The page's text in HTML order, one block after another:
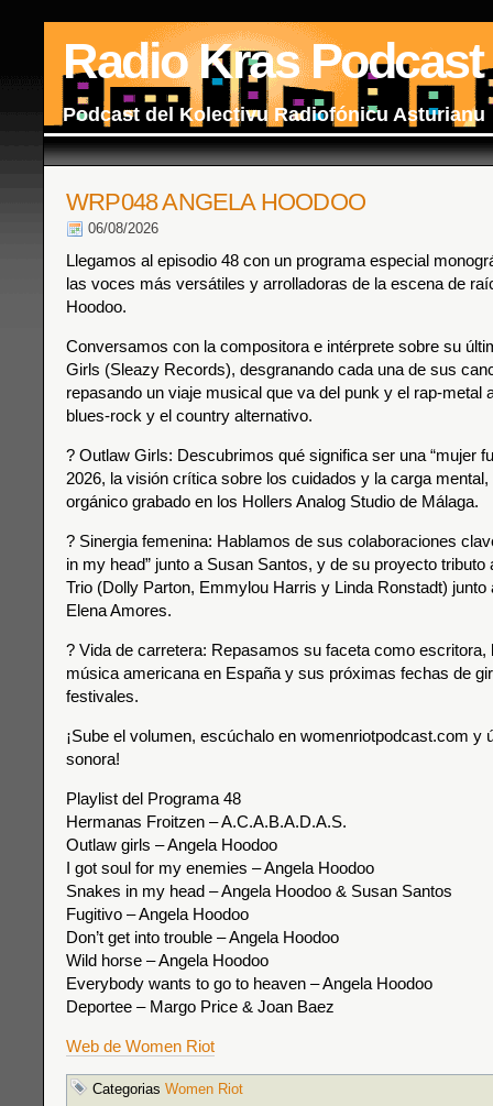
Radio Kras Podcast
Podcast del Kolectivu Radiofónicu Asturianu
WRP048 ANGELA HOODOO
06/08/2026
Llegamos al episodio 48 con un programa especial
las voces más versátiles y arrolladoras de la escena de
Hoodoo.
Conversamos con la compositora e intérprete sobre su
Girls (Sleazy Records), desgranando cada una de sus
repasando un viaje musical que va del punk y el rap-metal
blues-rock y el country alternativo.
? Outlaw Girls: Descubrimos qué significa ser una “mujer
2026, la visión crítica sobre los cuidados y la carga mental,
orgánico grabado en los Hollers Analog Studio de Málaga.
? Sinergia femenina: Hablamos de sus colaboraciones
in my head” junto a Susan Santos, y de su proyecto tributo
Trio (Dolly Parton, Emmylou Harris y Linda Ronstadt) junto
Elena Amores.
? Vida de carretera: Repasamos su faceta como escritora,
música americana en España y sus próximas fechas de
festivales.
¡Sube el volumen, escúchalo en womenriotpodcast.com y
sonora!
Playlist del Programa 48
Hermanas Froitzen – A.C.A.B.A.D.A.S.
Outlaw girls – Angela Hoodoo
I got soul for my enemies – Angela Hoodoo
Snakes in my head – Angela Hoodoo & Susan Santos
Fugitivo – Angela Hoodoo
Don’t get into trouble – Angela Hoodoo
Wild horse – Angela Hoodoo
Everybody wants to go to heaven – Angela Hoodoo
Deportee – Margo Price & Joan Baez
Web de Women Riot
Categorias Women Riot